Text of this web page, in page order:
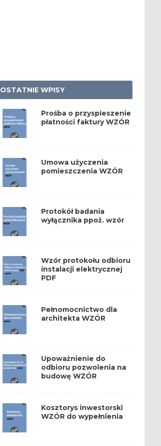
OSTATNIE WPISY
Prośba o przyspieszenie
płatności faktury WZÓR
Umowa użyczenia
pomieszczenia WZÓR
Protokół badania
wyłącznika ppoż. wzór
Wzór protokołu odbioru
instalacji elektrycznej
PDF
Pełnomocnictwo dla
architekta WZÓR
Upoważnienie do
odbioru pozwolenia na
budowę WZÓR
Kosztorys inwestorski
WZÓR do wypełnienia